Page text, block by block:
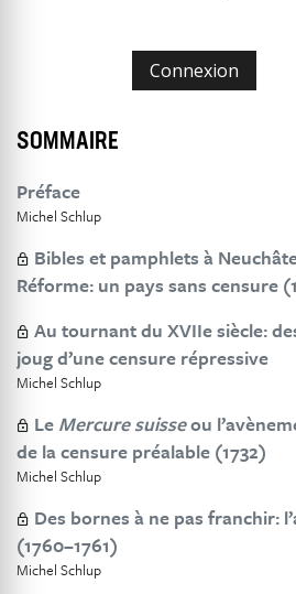
Connexion
SOMMAIRE
Préface
Michel Schlup
Bibles et pamphlets à
Réforme: un pays sans censure
Au tournant du XVIIe siècle:
joug d’une censure répressive
Michel Schlup
Le Mercure suisseou
de la censure préalable (1732)
Michel Schlup
Des bornes à ne pas franchir:
(1760–1761)
Michel Schlup